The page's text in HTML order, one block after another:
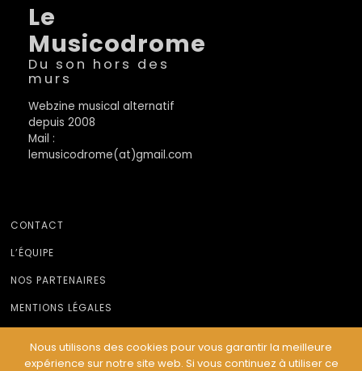
Le
Musicodrome
Du son hors des
murs
Webzine musical alternatif
depuis 2008
Mail :
lemusicodrome(at)gmail.com
CONTACT
L’ÉQUIPE
NOS PARTENAIRES
MENTIONS LÉGALES
Nous utilisons des cookies pour vous garantir la meilleure
expérience sur notre site web. Si vous continuez à utiliser ce